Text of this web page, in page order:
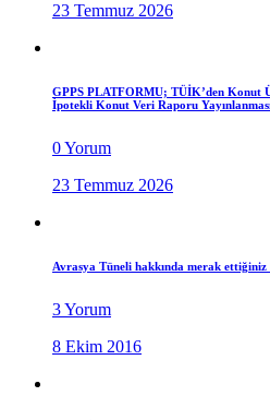
23 Temmuz 2026
GPPS PLATFORMU; TÜİK’den Konut
İpotekli Konut Veri Raporu
0 Yorum
23 Temmuz 2026
Avrasya Tüneli hakkında merak ettiğiniz
3 Yorum
8 Ekim 2016